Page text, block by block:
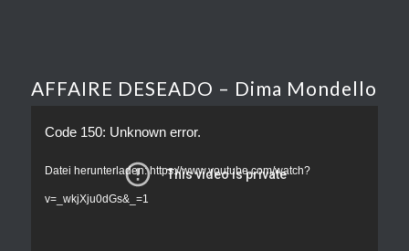
AFFAIRE DESEADO – Dima Mondello
Code 150: Unknown error.
Datei herunterladen: https://www.youtube.com/watch?
v=_wkjXju0dGs&_=1